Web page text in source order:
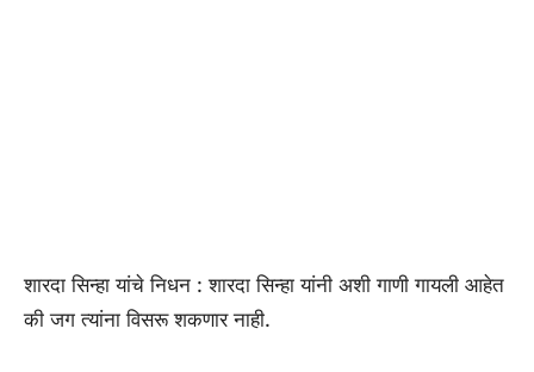
शारदा सिन्हा यांचे निधन : शारदा सिन्हा यांनी अशी गाणी गायली आहेत
की जग त्यांना विसरू शकणार नाही.